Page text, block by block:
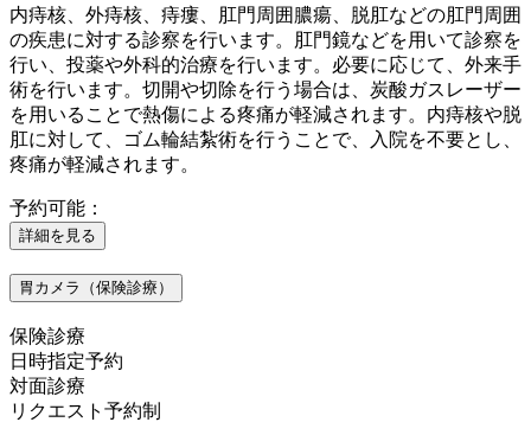
内痔核、外痔核、痔瘻、肛門周囲膿瘍、脱肛などの肛門周囲
の疾患に対する診察を行います。肛門鏡などを用いて診察を
行い、投薬や外科的治療を行います。必要に応じて、外来手
術を行います。切開や切除を行う場合は、炭酸ガスレーザー
を用いることで熱傷による疼痛が軽減されます。内痔核や脱
肛に対して、ゴム輪結紮術を行うことで、入院を不要とし、
疼痛が軽減されます。
予約可能：
詳細を見る
胃カメラ（保険診療）
保険診療
日時指定予約
対面診療
リクエスト予約制